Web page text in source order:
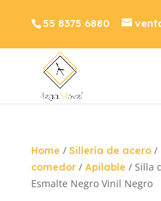
55 8375 6880
Home / Sillería de acero/
comedor/ Apilable / Silla
Esmalte Negro Vinil Negro